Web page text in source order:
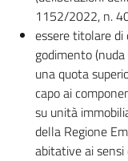
1152/2022, n.
essere titolare
godimento
una quota
capo ai
su unità
della Regione
abitative ai